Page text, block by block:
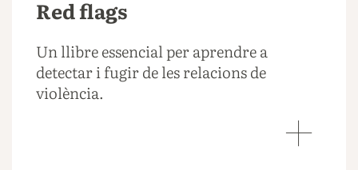
Red flags
Un llibre essencial per aprendre a
detectar i fugir de les relacions de
violència.